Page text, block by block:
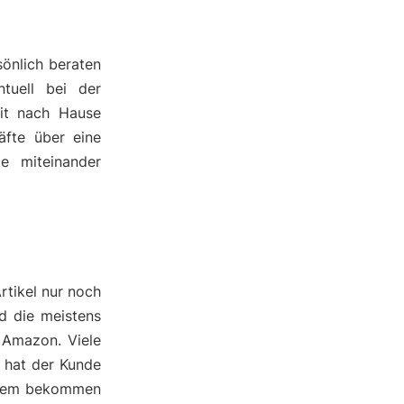
beraten
bei der
nach Hause
über eine
miteinander
nur noch
die meistens
Viele
der Kunde
bekommen